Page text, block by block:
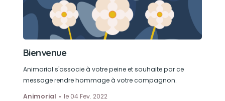
Bienvenue
Animorial s'associe à votre peine et souhaite par ce
message rendre hommage à votre compagnon.
Animorial
le 04 Fev. 2022